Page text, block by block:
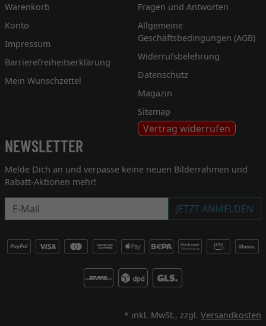
Warenkorb
Konto
Impressum
Barrierefreiheitserklärung
Mein Wunschzettel
Fragen und Antworten
Allgemeine
Geschäftsbedingungen (AGB)
Widerrufsbelehrung
Datenschutz
Magazin
Sitemap
Vertrag widerrufen
NEWSLETTER
Melde Dich an und verpasse keine neuen Bilderrahmen und
Rabatt-Aktionen mehr!
Newsletter
JETZT ANMELDEN
* inkl. MwSt., zzgl. Versandkosten